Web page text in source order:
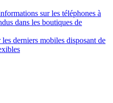
sur les téléphones à
dans les boutiques de
derniers mobiles disposant de